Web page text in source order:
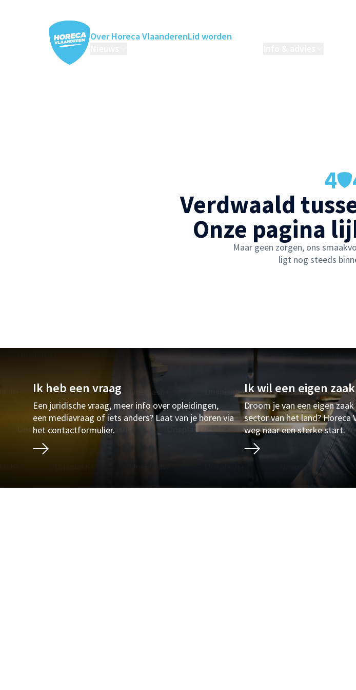
Over Horeca VlaanderenLid worden
4
Verdwaald
Onze pagina
Maar geen zorgen, ons
ligt nog steeds
Ik heb een vraag
Een juridische vraag, meer info over opleidingen,
een mediavraag of iets anders? Laat van je horen via
het contactformulier.
Ik wil een eigen
Droom je van een eigen
sector van het land? Horeca
weg naar een sterke start.